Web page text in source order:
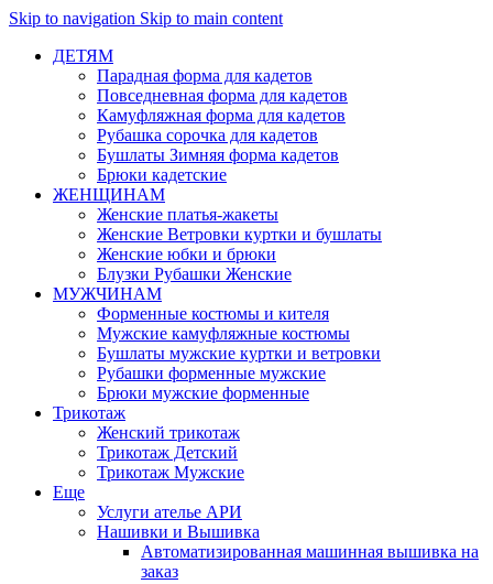
Skip to navigation Skip to main content
ДЕТЯМ
Парадная форма для кадетов
Повседневная форма для кадетов
Камуфляжная форма для кадетов
Рубашка сорочка для кадетов
Бушлаты Зимняя форма кадетов
Брюки кадетские
ЖЕНЩИНАМ
Женские платья-жакеты
Женские Ветровки куртки и бушлаты
Женские юбки и брюки
Блузки Рубашки Женские
МУЖЧИНАМ
Форменные костюмы и кителя
Мужские камуфляжные костюмы
Бушлаты мужские куртки и ветровки
Рубашки форменные мужские
Брюки мужские форменные
Трикотаж
Женский трикотаж
Трикотаж Детский
Трикотаж Мужские
Еще
Услуги ателье АРИ
Нашивки и Вышивка
Автоматизированная машинная вышивка на
заказ